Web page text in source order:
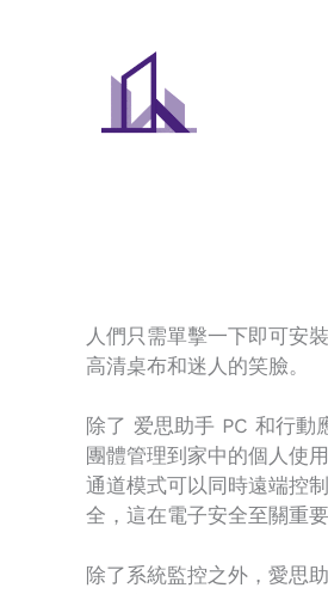
人們只需單擊一下即可安
高清桌布和迷人的笑臉。
除了 爱思助手 PC 和行動
團體管理到家中的個人使
通道模式可以同時遠端控
全，這在電子安全至關重
除了系統監控之外，愛思